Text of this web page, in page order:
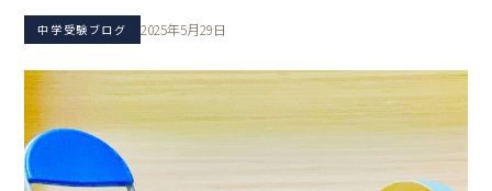
中学受験ブログ 2025年5月29日